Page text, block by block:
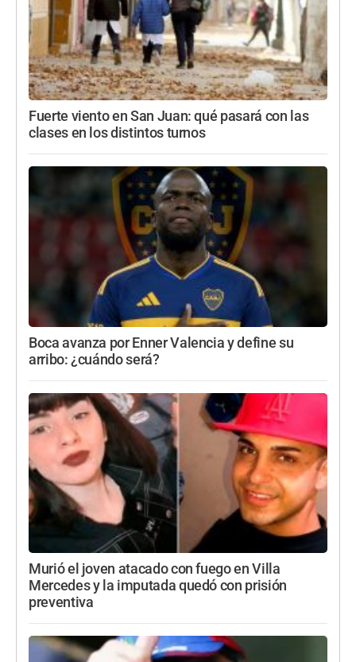
Fuerte viento en San Juan: qué pasará con las
clases en los distintos turnos
Boca avanza por Enner Valencia y define su
arribo: ¿cuándo será?
Murió el joven atacado con fuego en Villa
Mercedes y la imputada quedó con prisión
preventiva